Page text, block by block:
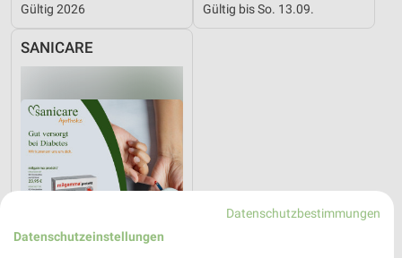
Gültig 2026 Gültig bis So. 13.09.
SANICARE
Datenschutzbestimmungen
Datenschutzeinstellungen